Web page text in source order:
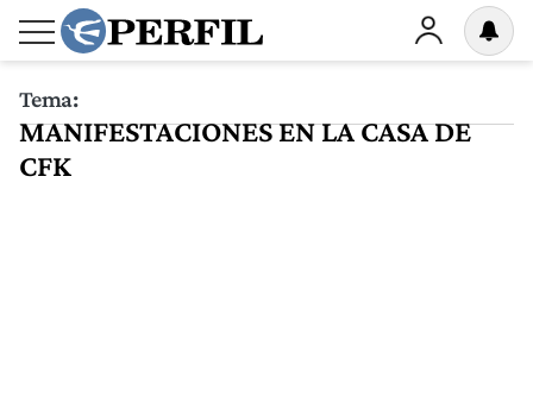
Tema:
MANIFESTACIONES EN LA CASA DE
CFK